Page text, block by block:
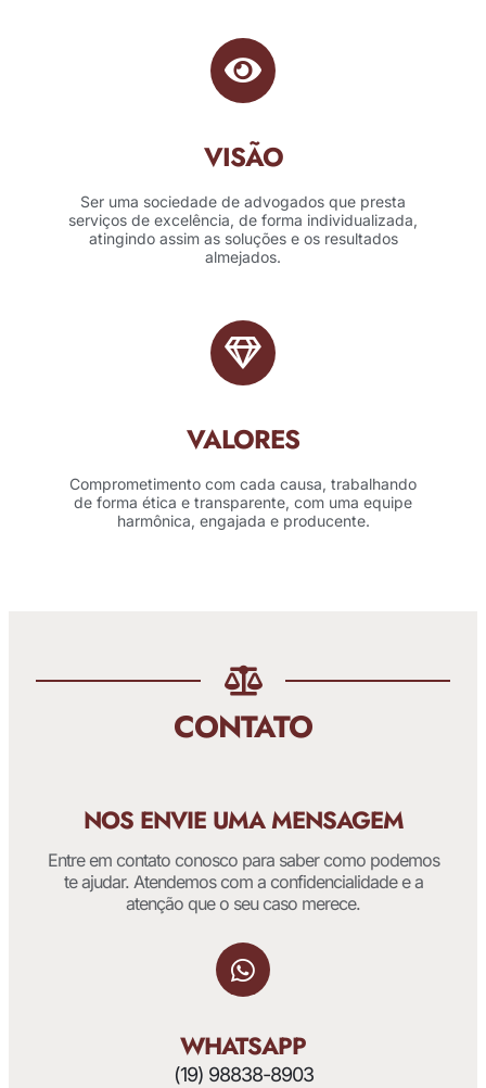
VISÃO
Ser uma sociedade de advogados que presta
serviços de excelência, de forma individualizada,
atingindo assim as soluções e os resultados
almejados.
VALORES
Comprometimento com cada causa, trabalhando
de forma ética e transparente, com uma equipe
harmônica, engajada e producente.
CONTATO
NOS ENVIE UMA MENSAGEM
Entre em contato conosco para saber como podemos
te ajudar. Atendemos com a confidencialidade e a
atenção que o seu caso merece.
WHATSAPP
(19) 98838-8903